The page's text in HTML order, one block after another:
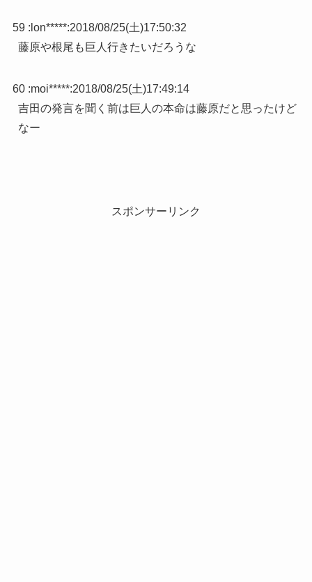
59 : lon*****:2018/08/25(土)17:50:32
藤原や根尾も巨人行きたいだろうな
60 :moi*****:2018/08/25(土)17:49:14
吉田の発言を聞く前は巨人の本命は藤原だと思ったけど
なー
スポンサーリンク